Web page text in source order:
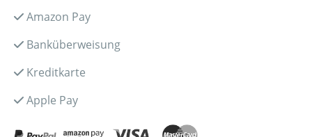
Amazon Pay
Banküberweisung
Kreditkarte
Apple Pay